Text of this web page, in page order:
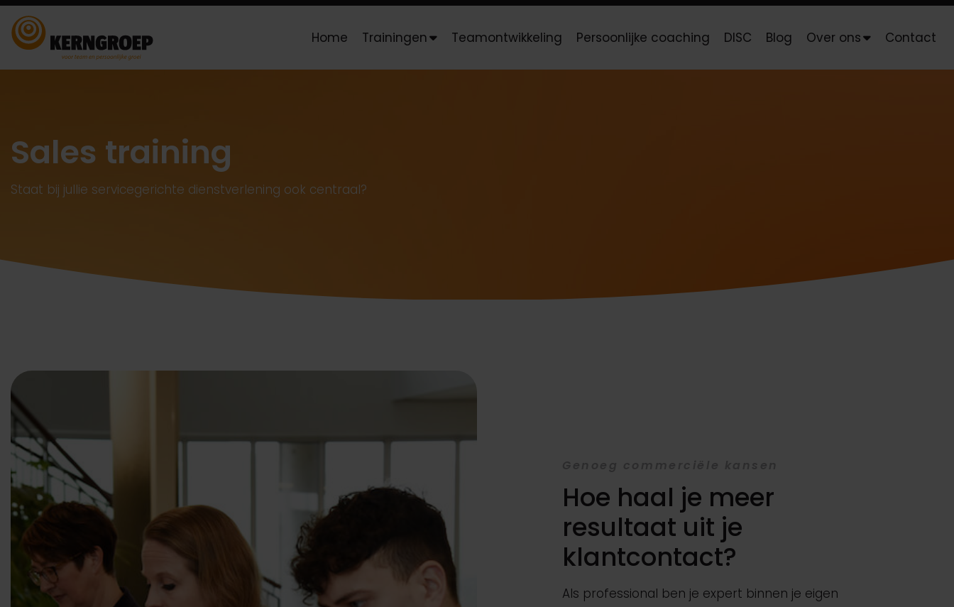
Home Trainingen Teamontwikkeling Persoonlijke coaching DISC Blog Over ons Contact
Sales training
Staat bij jullie servicegerichte dienstverlening ook centraal?
Hoe haal je meer
resultaat uit je
klantcontact?
Als professional ben je expert binnen je eigen